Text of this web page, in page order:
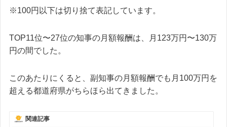
※100円以下は切り捨て表記しています。
TOP11位〜27位の知事の月額報酬は、月123万円〜130万
円の間でした。
このあたりにくると、副知事の月額報酬でも月100万円を
超える都道府県がちらほら出てきました。
関連記事